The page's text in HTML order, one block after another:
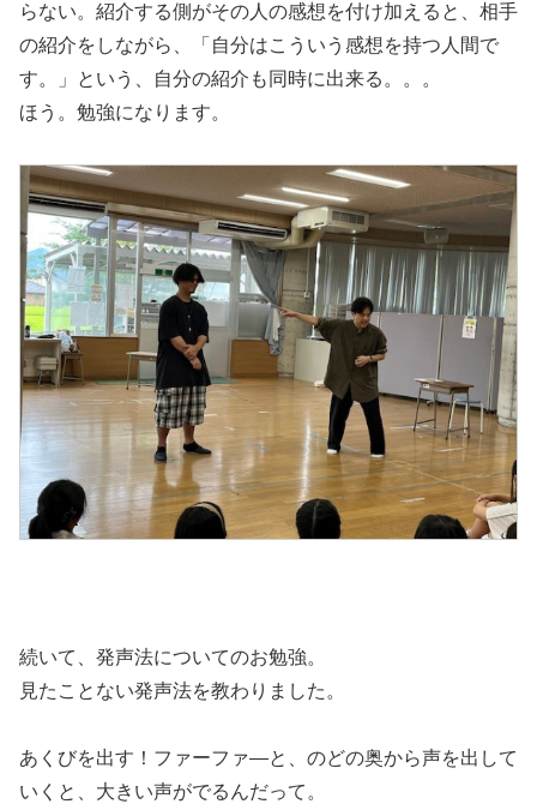
らない。紹介する側がその人の感想を付け加えると、相手
の紹介をしながら、「自分はこういう感想を持つ人間で
す。」という、自分の紹介も同時に出来る。。。
ほう。勉強になります。
続いて、発声法についてのお勉強。
見たことない発声法を教わりました。
あくびを出す！ファーファ―と、のどの奥から声を出して
いくと、大きい声がでるんだって。